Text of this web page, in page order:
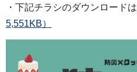
・下記チラシのダウンロードは
5,551KB）